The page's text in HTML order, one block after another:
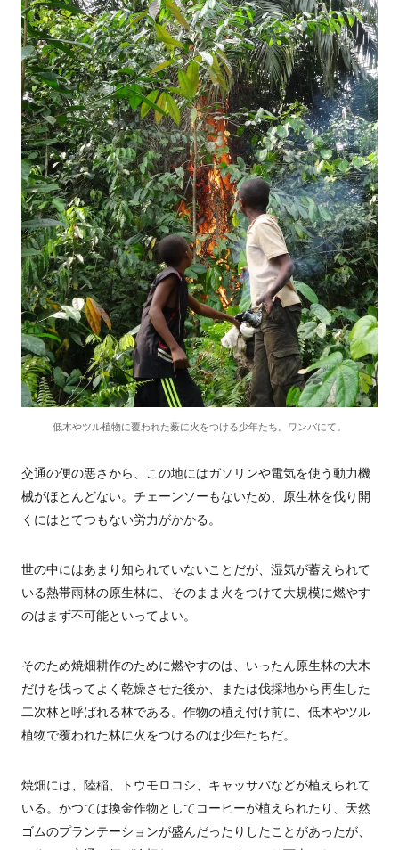
低木やツル植物に覆われた薮に火をつける少年たち。ワンバにて。
交通の便の悪さから、この地にはガソリンや電気を使う動力機
械がほとんどない。チェーンソーもないため、原生林を伐り開
くにはとてつもない労力がかかる。
世の中にはあまり知られていないことだが、湿気が蓄えられて
いる熱帯雨林の原生林に、そのまま火をつけて大規模に燃やす
のはまず不可能といってよい。
そのため焼畑耕作のために燃やすのは、いったん原生林の大木
だけを伐ってよく乾燥させた後か、または伐採地から再生した
二次林と呼ばれる林である。作物の植え付け前に、低木やツル
植物で覆われた林に火をつけるのは少年たちだ。
焼畑には、陸稲、トウモロコシ、キャッサバなどが植えられて
いる。かつては換金作物としてコーヒーが植えられたり、天然
ゴムのプランテーションが盛んだったりしたことがあったが、